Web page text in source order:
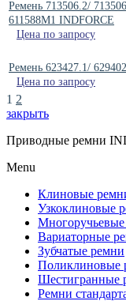
Ремень 713506.2/
611588M1 INDFORCE
Цена по запросу
Ремень 623427.1/
Цена по запросу
1 2
закрыть
Приводные ремни
Menu
Клиновые
Узкоклиновые
Вариаторные
Зубчатые ремни
Поликлиновые
Шестигранные
Ремни